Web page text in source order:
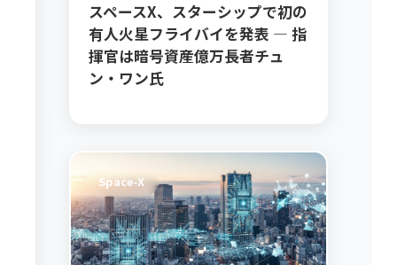
スペースX、スターシップで初の
有人火星フライバイを発表 ― 指
揮官は暗号資産億万長者チュ
ン・ワン氏
Space-X